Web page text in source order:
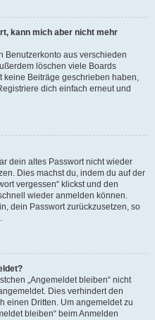
kann mich aber nicht mehr
Benutzerkonto aus verschieden
löschen viele Boards
keine Beiträge geschrieben haben,
dich einfach erneut und
dein altes Passwort nicht wieder
Dies machst du, indem du auf der
vergessen“ klickst und den
wieder anmelden können.
dein Passwort zurückzusetzen, so
„Angemeldet bleiben“ nicht
Dies verhindert den
einen Dritten. Um angemeldet zu
bleiben“ beim Anmelden